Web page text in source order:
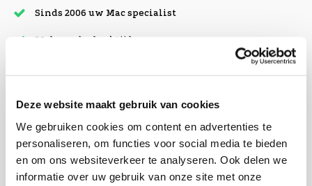
Deze website maakt gebruik van cookies
We gebruiken cookies om content en advertenties te
personaliseren, om functies voor social media te bieden
en om ons websiteverkeer te analyseren. Ook delen we
informatie over uw gebruik van onze site met onze
Sinds 2006 uw Mac specialist
30 dagen bedenktijd